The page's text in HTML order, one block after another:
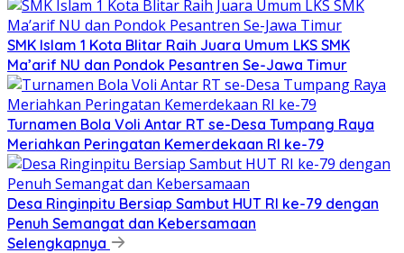
SMK Islam 1 Kota Blitar Raih Juara Umum LKS SMK
Ma’arif NU dan Pondok Pesantren Se-Jawa Timur
Turnamen Bola Voli Antar RT se-Desa Tumpang Raya
Meriahkan Peringatan Kemerdekaan RI ke-79
Desa Ringinpitu Bersiap Sambut HUT RI ke-79 dengan
Penuh Semangat dan Kebersamaan
Selengkapnya